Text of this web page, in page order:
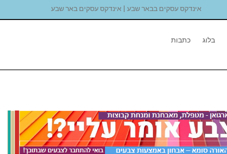
אינדקס עסקים בבאר שבע | אינדקס עסקים באר שבע
בלוג כתבות